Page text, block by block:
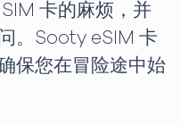
卡的麻烦，并
。Sooty eSIM 卡
保您在冒险途中始